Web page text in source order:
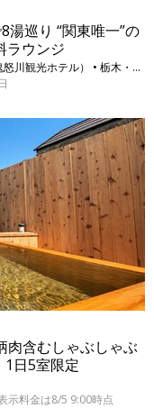
湯巡り “関東唯一”の
ラウンジ
近畿日本ツーリスト（大江戸温泉物語PREMIUM 鬼怒川観光ホテル） • 栃木・日光（鬼怒川温泉）
肉含むしゃぶしゃぶ
日5室限定
示料金は8/5 9:00時点